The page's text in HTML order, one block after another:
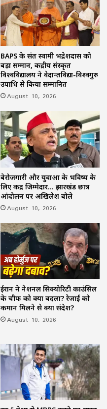
BAPS के संत स्वामी भद्रेशदास को
बड़ा सम्मान, केंद्रीय संस्कृत
विश्वविद्यालय ने वेदान्तविद्या-विश्वगुरु
उपाधि से किया सम्मानित
August 10, 2026
बेरोजगारी और युवाओं के भविष्य के
लिए केंद्र जिम्मेदार… झारखंड छात्र
आंदोलन पर अखिलेश बोले
August 10, 2026
ईरान ने नेशनल सिक्योरिटी काउंसिल
के चीफ को क्यों बदला? रेजाई को
कमान मिलने से क्या संदेश?
August 10, 2026